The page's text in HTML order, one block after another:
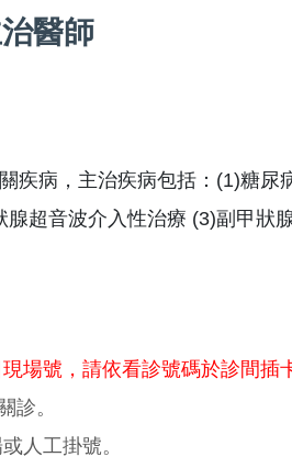
醫師
疾病，主治疾病包括：(1)糖尿
超音波介入性治療 (3)副甲狀
場號，請依看診號碼於診間插
診。
人工掛號。